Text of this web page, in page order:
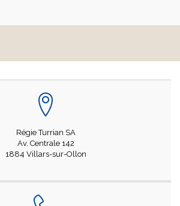
Régie Turrian SA
Av. Centrale 142
1884 Villars-sur-Ollon